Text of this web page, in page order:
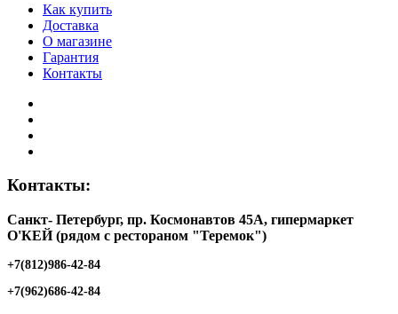
Как купить
Доставка
О магазине
Гарантия
Контакты
Контакты:
Санкт- Петербург, пр. Космонавтов 45А, гипермаркет
O'КЕЙ (рядом с рестораном "Теремок")
+7(812)986-42-84
+7(962)686-42-84